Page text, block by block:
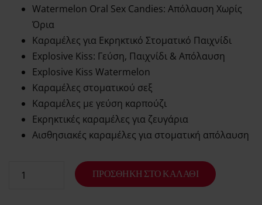
Watermelon Oral Sex Candies: Απόλαυση Χωρίς
Όρια
Καραμέλες για Εκρηκτικό Στοματικό Παιχνίδι
Explosive Kiss: Γεύση, Παιχνίδι & Απόλαυση
Explosive Kiss Watermelon
Καραμέλες στοματικού σεξ
Καραμέλες με γεύση καρπούζι
Εκρηκτικές καραμέλες για ζευγάρια
Αισθησιακές καραμέλες για στοματική απόλαυση
ΠΡΟΣΘΉΚΗ ΣΤΟ ΚΑΛΆΘΙ